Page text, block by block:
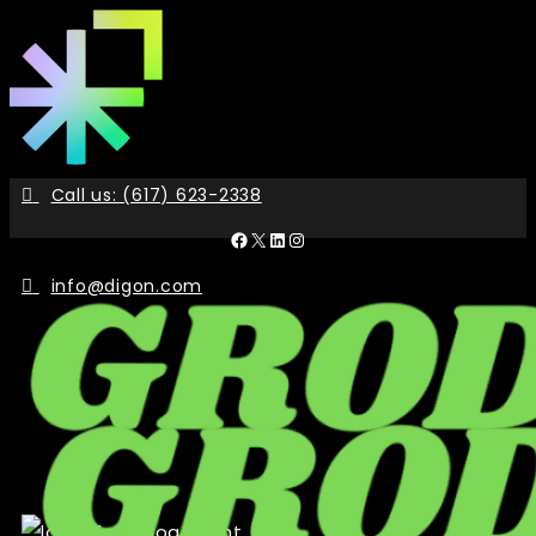
to
content
Call us: (617) 623-2338
Facebook
X LinkedIn
Instagram
info@digon.com